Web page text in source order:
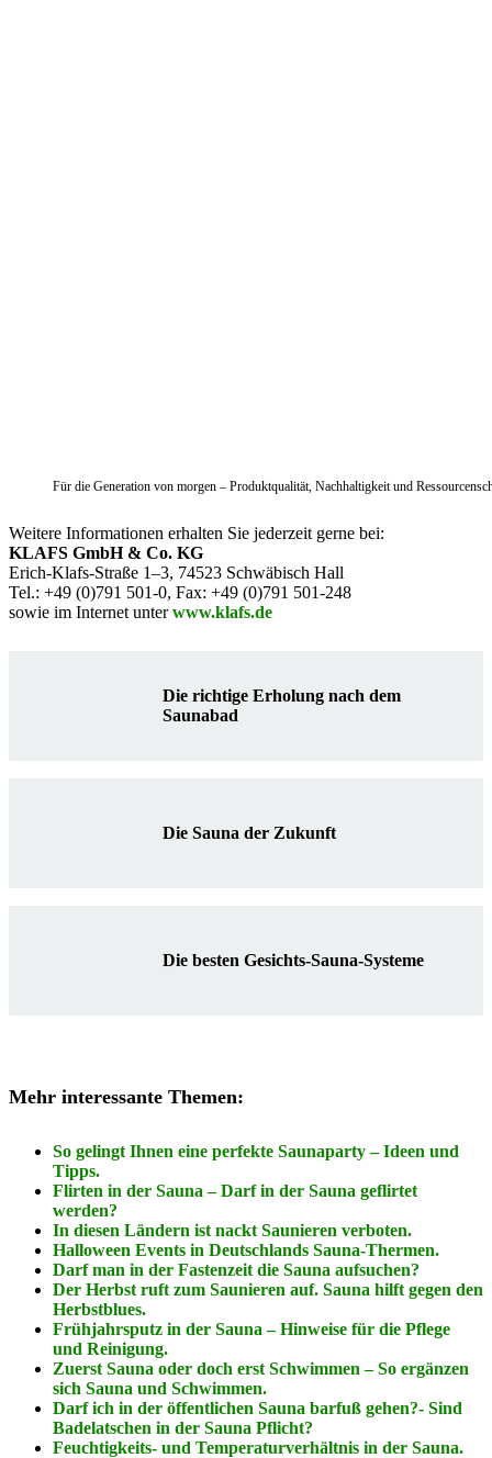
Für die Generation von morgen – Produktqualität, Nachhaltigkeit und
Weitere Informationen erhalten Sie jederzeit gerne bei:
KLAFS GmbH & Co. KG
Erich-Klafs-Straße 1–3, 74523 Schwäbisch Hall
Tel.: +49 (0)791 501-0, Fax: +49 (0)791 501-248
sowie im Internet unterwww.klafs.de
Die richtige Erholung nach dem
Saunabad
Die Sauna der Zukunft
Die besten Gesichts-Sauna-Systeme
Mehr interessante Themen:
So gelingt Ihnen eine perfekte Saunaparty – Ideen und
Tipps.
Flirten in der Sauna – Darf in der Sauna geflirtet
werden?
In diesen Ländern ist nackt Saunieren verboten.
Halloween Events in Deutschlands Sauna-Thermen.
Darf man in der Fastenzeit die Sauna aufsuchen?
Der Herbst ruft zum Saunieren auf. Sauna hilft gegen den
Herbstblues.
Frühjahrsputz in der Sauna – Hinweise für die Pflege
und Reinigung.
Zuerst Sauna oder doch erst Schwimmen – So ergänzen
sich Sauna und Schwimmen.
Darf ich in der öffentlichen Sauna barfuß gehen?- Sind
Badelatschen in der Sauna Pflicht?
Feuchtigkeits- und Temperaturverhältnis in der Sauna.